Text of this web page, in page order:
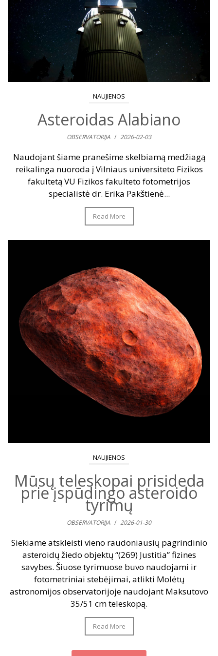
NAUJIENOS
Asteroidas Alabiano
OBSERVATORIJA / 2026-02-03
Naudojant šiame pranešime skelbiamą medžiagą
reikalinga nuoroda į Vilniaus universiteto Fizikos
fakultetą VU Fizikos fakulteto fotometrijos
specialistė dr. Erika Pakštienė...
Read More
NAUJIENOS
Mūsų teleskopai prisideda
prie įspūdingo asteroido
tyrimų
OBSERVATORIJA / 2026-01-30
Siekiame atskleisti vieno raudoniausių pagrindinio
asteroidų žiedo objektų “(269) Justitia” fizines
savybes. Šiuose tyrimuose buvo naudojami ir
fotometriniai stebėjimai, atlikti Molėtų
astronomijos observatorijoje naudojant Maksutovo
35/51 cm teleskopą.
Read More